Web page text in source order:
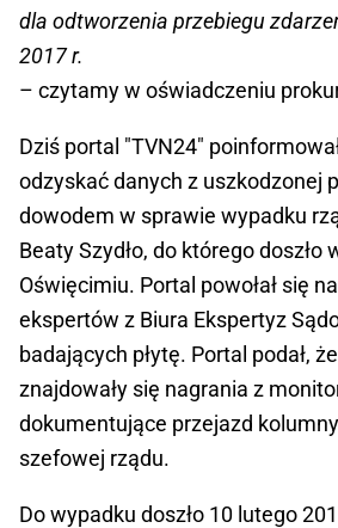
dla odtworzenia przebiegu
2017 r.
– czytamy w oświadczeniu
Dziś portal "TVN24"
odzyskać danych z uszkodzonej
dowodem w sprawie wypadku
Beaty Szydło, do którego doszło
Oświęcimiu. Portal powołał się
ekspertów z Biura Ekspertyz
badających płytę. Portal podał,
znajdowały się nagrania z
dokumentujące przejazd
szefowej rządu.
Do wypadku doszło 10 lutego